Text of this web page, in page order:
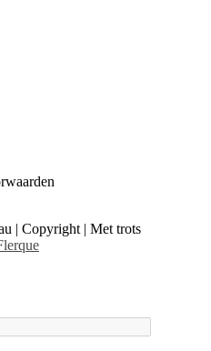
| Copyright | Met trots